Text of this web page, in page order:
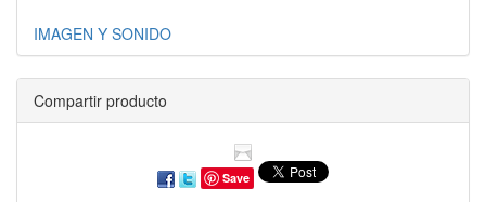
IMAGEN Y SONIDO
Compartir producto
Save